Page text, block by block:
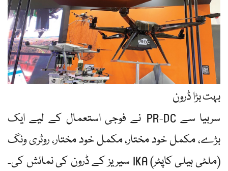
بہت بڑا ڈرون
سربیا سے PR-DC نے فوجی استعمال کے لیے ایک
بڑے، مکمل خود مختار، مکمل خود مختار، روٹری ونگ
(ملٹی ہیلی کاپٹر) IKA سیریز کے ڈرون کی نمائش کی۔